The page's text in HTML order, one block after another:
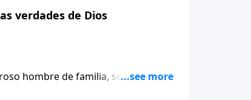
verdades de Dios
hombre de familia, se hizo la
Ed comparte cómo fue